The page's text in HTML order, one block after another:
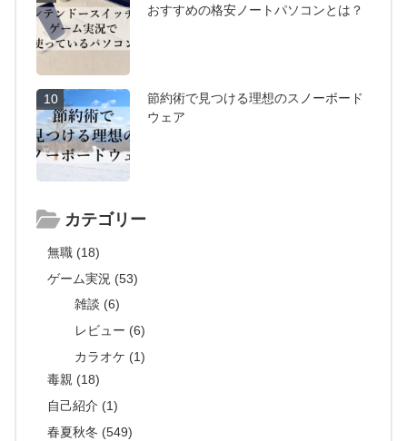
おすすめの格安ノートパソコンとは？
10
節約術で見つける理想のスノーボード
ウェア
カテゴリー
無職 (18)
ゲーム実況 (53)
雑談 (6)
レビュー (6)
カラオケ (1)
毒親 (18)
自己紹介 (1)
春夏秋冬 (549)